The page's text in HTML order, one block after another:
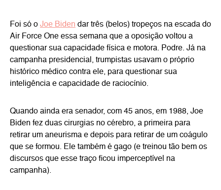
Foi só o Joe Biden dar três (belos) tropeços na escada do
Air Force One essa semana que a oposição voltou a
questionar sua capacidade física e motora. Podre. Já na
campanha presidencial, trumpistas usavam o próprio
histórico médico contra ele, para questionar sua
inteligência e capacidade de raciocínio.
Quando ainda era senador, com 45 anos, em 1988, Joe
Biden fez duas cirurgias no cérebro, a primeira para
retirar um aneurisma e depois para retirar de um coágulo
que se formou. Ele também é gago (e treinou tão bem os
discursos que esse traço ficou imperceptível na
campanha).